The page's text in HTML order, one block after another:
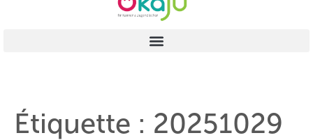
Étiquette : 20251029